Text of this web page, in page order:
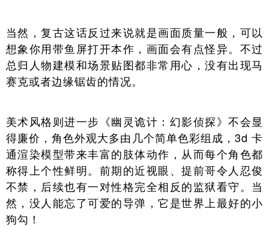
当然，复古这话反过来说就是画面质量一般，可以
想象你用带鱼屏打开本作，画面会有点怪异。不过
总归人物建模和场景贴图都非常用心，没有出现马
赛克或者边缘锯齿的情况。
美术风格则进一步《幽灵诡计：幻影侦探》不会显
得廉价，角色外观大多由几个简单色彩组成，3d 卡
通渲染模型带来丰富的肢体动作，从而每个角色都
称得上个性鲜明。前期的近视眼、提前哥令人忍俊
不禁，后续也有一对性格完全相反的监狱看守。当
然，没人能忘了可爱的导弹，它是世界上最好的小
狗勾！